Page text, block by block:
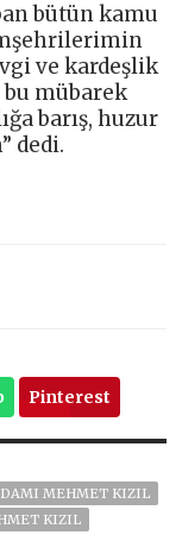
bütün kamu
ve kardeşlik
bu mübarek
barış, huzur
dedi.
Pinterest
MEHMET KIZIL
KIZIL